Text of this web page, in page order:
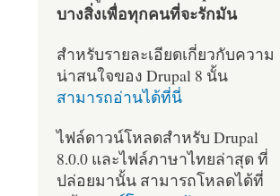
บางสิ่งเพื่อทุกคนที่จะรักมัน
สำหรับรายละเอียดเกี่ยวกับความ
น่าสนใจของ Drupal 8 นั้น
สามารถอ่านได้ที่นี่
ไฟล์ดาวน์โหลดสำหรับ Drupal
8.0.0 และไฟล์ภาษาไทยล่าสุด ที่
ปล่อยมานั้น สามารถโหลดได้ที่